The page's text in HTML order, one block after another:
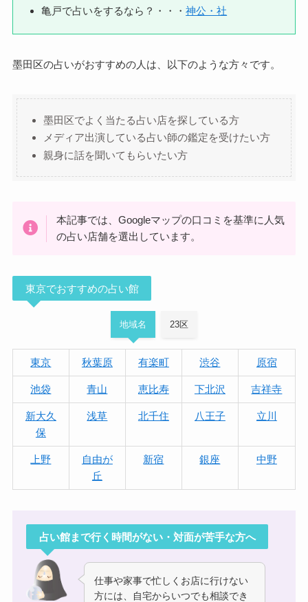
亀戸で占いをするなら？・・・神公・社
墨田区の占いがおすすめの人は、以下のような方々です。
墨田区でよく当たる占い店を探している方
メディア出演している占い師の鑑定を受けたい方
親身に話を聞いてもらいたい方
本記事では、Googleマップの口コミを基準に人気
の占い店舗を選出しています。
東京でおすすめの占い館
地域名 23区
東京 秋葉原 有楽町 渋谷 原宿
池袋 青山 恵比寿 下北沢 吉祥寺
新大久
保
浅草 北千住 八王子 立川
上野
自由が
丘
新宿 銀座 中野
占い館まで行く時間がない・対面が苦手な方へ
仕事や家事で忙しくお店に行けない
方には、自宅からいつでも相談でき